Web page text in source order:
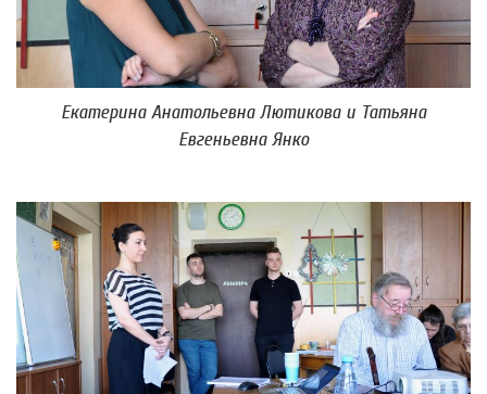
Екатерина Анатольевна Лютикова и Татьяна
Евгеньевна Янко